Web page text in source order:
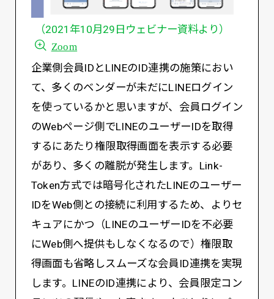
（2021年10月29日ウェビナー資料より）
Zoom
企業側会員IDとLINEのID連携の施策におい
て、多くのベンダーが未だにLINEログイン
を使っているかと思いますが、会員ログイン
のWebページ側でLINEのユーザーIDを取得
するにあたり権限取得画面を表示する必要
があり、多くの離脱が発生します。Link-
Token方式では暗号化されたLINEのユーザー
IDをWeb側との接続に利用するため、よりセ
キュアにかつ（LINEのユーザーIDを不必要
にWeb側へ提供もしなくなるので）権限取
得画面も省略しスムーズな会員ID連携を実現
します。LINEのID連携により、会員限定コン